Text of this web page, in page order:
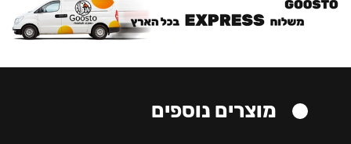
מוצרים נוספים